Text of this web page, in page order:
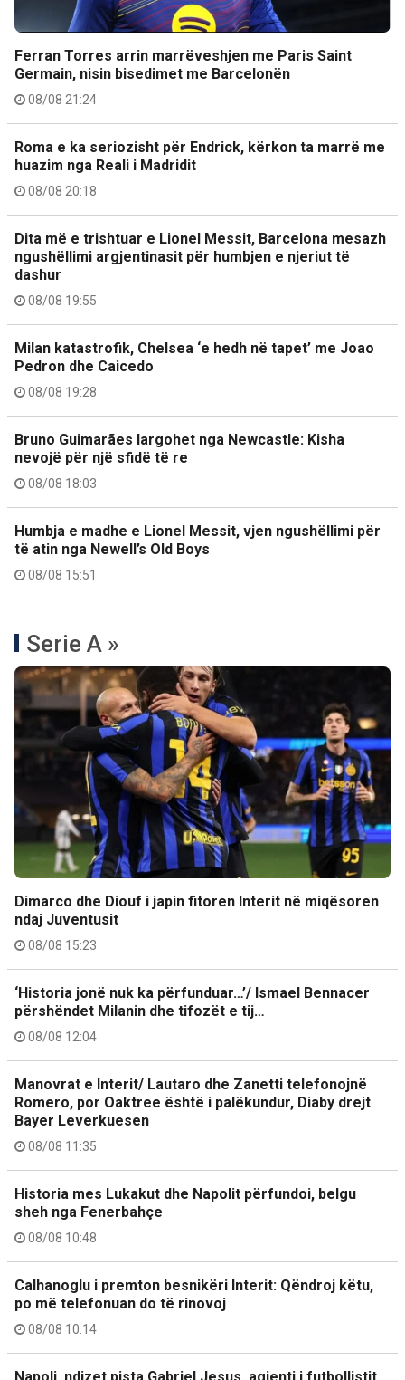
Ferran Torres arrin marrëveshjen me Paris Saint
Germain, nisin bisedimet me Barcelonën
08/08 21:24
Roma e ka seriozisht për Endrick, kërkon ta marrë me
huazim nga Reali i Madridit
08/08 20:18
Dita më e trishtuar e Lionel Messit, Barcelona mesazh
ngushëllimi argjentinasit për humbjen e njeriut të
dashur
08/08 19:55
Milan katastrofik, Chelsea ‘e hedh në tapet’ me Joao
Pedron dhe Caicedo
08/08 19:28
Bruno Guimarães largohet nga Newcastle: Kisha
nevojë për një sfidë të re
08/08 18:03
Humbja e madhe e Lionel Messit, vjen ngushëllimi për
të atin nga Newell’s Old Boys
08/08 15:51
Serie A »
Dimarco dhe Diouf i japin fitoren Interit në miqësoren
ndaj Juventusit
08/08 15:23
‘Historia jonë nuk ka përfunduar…’/ Ismael Bennacer
përshëndet Milanin dhe tifozët e tij…
08/08 12:04
Manovrat e Interit/ Lautaro dhe Zanetti telefonojnë
Romero, por Oaktree është i palëkundur, Diaby drejt
Bayer Leverkuesen
08/08 11:35
Historia mes Lukakut dhe Napolit përfundoi, belgu
sheh nga Fenerbahçe
08/08 10:48
Calhanoglu i premton besnikëri Interit: Qëndroj këtu,
po më telefonuan do të rinovoj
08/08 10:14